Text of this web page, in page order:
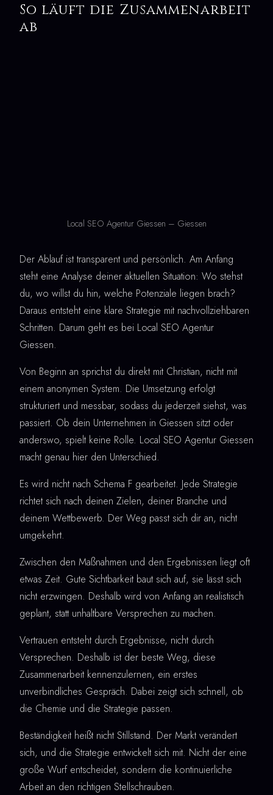
So läuft die Zusammenarbeit
ab
Local SEO Agentur Giessen – Giessen
Der Ablauf ist transparent und persönlich. Am Anfang
steht eine Analyse deiner aktuellen Situation: Wo stehst
du, wo willst du hin, welche Potenziale liegen brach?
Daraus entsteht eine klare Strategie mit nachvollziehbaren
Schritten. Darum geht es bei Local SEO Agentur
Giessen.
Von Beginn an sprichst du direkt mit Christian, nicht mit
einem anonymen System. Die Umsetzung erfolgt
strukturiert und messbar, sodass du jederzeit siehst, was
passiert. Ob dein Unternehmen in Giessen sitzt oder
anderswo, spielt keine Rolle. Local SEO Agentur Giessen
macht genau hier den Unterschied.
Es wird nicht nach Schema F gearbeitet. Jede Strategie
richtet sich nach deinen Zielen, deiner Branche und
deinem Wettbewerb. Der Weg passt sich dir an, nicht
umgekehrt.
Zwischen den Maßnahmen und den Ergebnissen liegt oft
etwas Zeit. Gute Sichtbarkeit baut sich auf, sie lässt sich
nicht erzwingen. Deshalb wird von Anfang an realistisch
geplant, statt unhaltbare Versprechen zu machen.
Vertrauen entsteht durch Ergebnisse, nicht durch
Versprechen. Deshalb ist der beste Weg, diese
Zusammenarbeit kennenzulernen, ein erstes
unverbindliches Gespräch. Dabei zeigt sich schnell, ob
die Chemie und die Strategie passen.
Beständigkeit heißt nicht Stillstand. Der Markt verändert
sich, und die Strategie entwickelt sich mit. Nicht der eine
große Wurf entscheidet, sondern die kontinuierliche
Arbeit an den richtigen Stellschrauben.